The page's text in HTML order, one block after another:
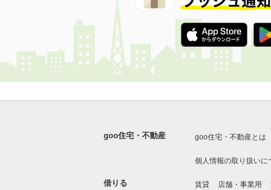
goo住宅・不動産 goo住宅・不動産とは
個人情報の取り扱いに
借りる 賃貸 店舗・事業用